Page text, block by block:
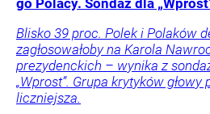
go Polacy. Sondaż dla
Blisko 39 proc. Polek i Polaków
zagłosowałoby na Karola
prezydenckich – wynika z
„Wprost”. Grupa krytyków głowy
liczniejsza.